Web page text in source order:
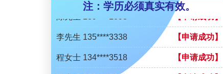
注：学历必须真实有效。
陈先生 189****1098 【申请成功】
李先生 135****3338 【申请成功】
程女士 134****3518 【申请成功】